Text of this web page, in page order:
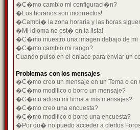
�C�mo cambio mi configuraci�n?
�Los horarios son incorrectos!
�Cambi� la zona horaria y las horas
�Mi idioma no est� en la lista!
�C�mo muestro una imagen debajo de mi
�C�mo cambio mi rango?
Cuando pulso en el enlace para enviar un
Problemas con los mensajes
�C�mo creo un mensaje en un Tema o en
�C�mo modifico o borro un mensaje?
�C�mo adoso mi firma a mis mensajes?
�C�mo creo una encuesta?
�C�mo modifico o borro una encuesta?
�Por qu� no puedo acceder a ciertos